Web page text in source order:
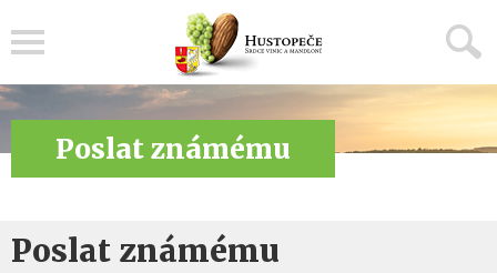
Poslat známému
Poslat známému